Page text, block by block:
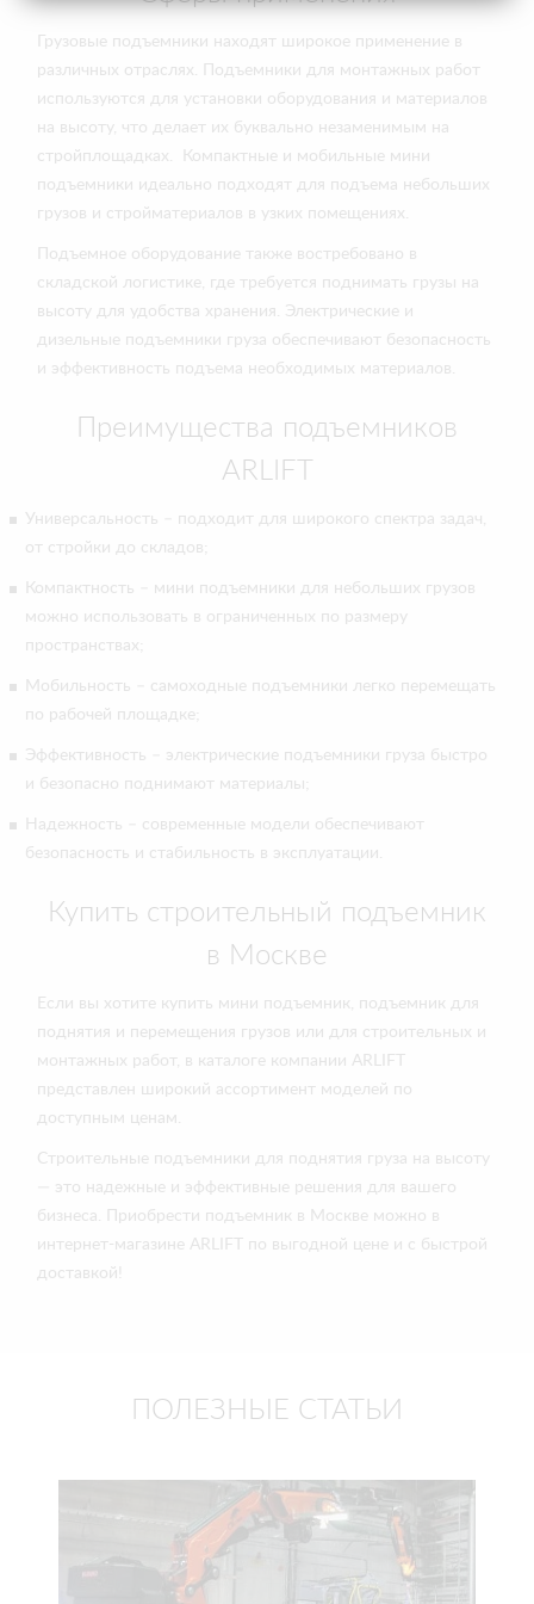
Грузовые подъемники находят широкое применение в
различных отраслях. Подъемники для монтажных работ
используются для установки оборудования и материалов
на высоту, что делает их буквально незаменимым на
стройплощадках. Компактные и мобильные мини
подъемники идеально подходят для подъема небольших
грузов и стройматериалов в узких помещениях.
Подъемное оборудование также востребовано в
складской логистике, где требуется поднимать грузы на
высоту для удобства хранения. Электрические и
дизельные подъемники груза обеспечивают безопасность
и эффективность подъема необходимых материалов.
Преимущества подъемников
ARLIFT
Универсальность – подходит для широкого спектра задач,
от стройки до складов;
Компактность – мини подъемники для небольших грузов
можно использовать в ограниченных по размеру
пространствах;
Мобильность – самоходные подъемники легко перемещать
по рабочей площадке;
Эффективность – электрические подъемники груза быстро
и безопасно поднимают материалы;
Надежность – современные модели обеспечивают
безопасность и стабильность в эксплуатации.
Купить строительный подъемник
в Москве
Если вы хотите купить мини подъемник, подъемник для
поднятия и перемещения грузов или для строительных и
монтажных работ, в каталоге компании ARLIFT
представлен широкий ассортимент моделей по
доступным ценам.
Строительные подъемники для поднятия груза на высоту
— это надежные и эффективные решения для вашего
бизнеса. Приобрести подъемник в Москве можно в
интернет-магазине ARLIFT по выгодной цене и с быстрой
доставкой!
ПОЛЕЗНЫЕ СТАТЬИ